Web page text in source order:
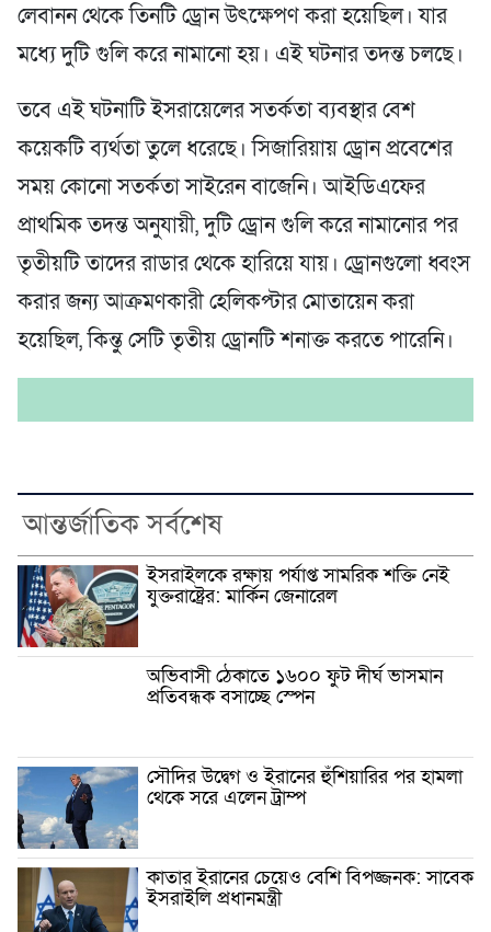
লেবানন থেকে তিনটি ড্রোন উৎক্ষেপণ করা হয়েছিল। যার
মধ্যে দুটি গুলি করে নামানো হয়। এই ঘটনার তদন্ত চলছে।
তবে এই ঘটনাটি ইসরায়েলের সতর্কতা ব্যবস্থার বেশ
কয়েকটি ব্যর্থতা তুলে ধরেছে। সিজারিয়ায় ড্রোন প্রবেশের
সময় কোনো সতর্কতা সাইরেন বাজেনি। আইডিএফের
প্রাথমিক তদন্ত অনুযায়ী, দুটি ড্রোন গুলি করে নামানোর পর
তৃতীয়টি তাদের রাডার থেকে হারিয়ে যায়। ড্রোনগুলো ধ্বংস
করার জন্য আক্রমণকারী হেলিকপ্টার মোতায়েন করা
হয়েছিল, কিন্তু সেটি তৃতীয় ড্রোনটি শনাক্ত করতে পারেনি।
আন্তর্জাতিক সর্বশেষ
ইসরাইলকে রক্ষায় পর্যাপ্ত সামরিক শক্তি নেই
যুক্তরাষ্ট্রের: মার্কিন জেনারেল
অভিবাসী ঠেকাতে ১৬০০ ফুট দীর্ঘ ভাসমান
প্রতিবন্ধক বসাচ্ছে স্পেন
সৌদির উদ্বেগ ও ইরানের হুঁশিয়ারির পর হামলা
থেকে সরে এলেন ট্রাম্প
কাতার ইরানের চেয়েও বেশি বিপজ্জনক: সাবেক
ইসরাইলি প্রধানমন্ত্রী